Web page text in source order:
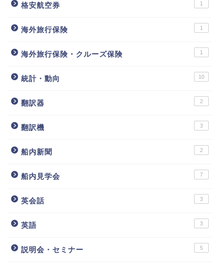
格安航空券 1
海外旅行保険 1
海外旅行保険・クルーズ保険 1
統計・動向 10
翻訳器 2
翻訳機 3
船内新聞 2
船内見学会 7
英会話 3
英語 3
説明会・セミナー 5